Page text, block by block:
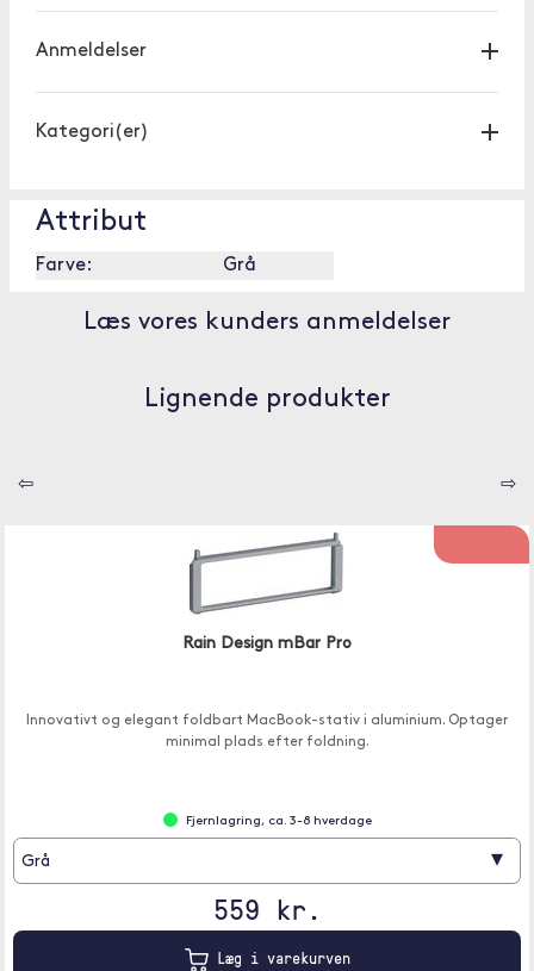
Anmeldelser
Kategori(er)
Attribut
Farve: Grå
Læs vores kunders anmeldelser
Lignende produkter
⇦ ⇨
Rain Design mBar Pro
Innovativt og elegant foldbart MacBook-stativ i aluminium. Optager
minimal plads efter foldning.
Fjernlagring, ca. 3-8 hverdage
Grå ▾
559 kr.
Læg i varekurven